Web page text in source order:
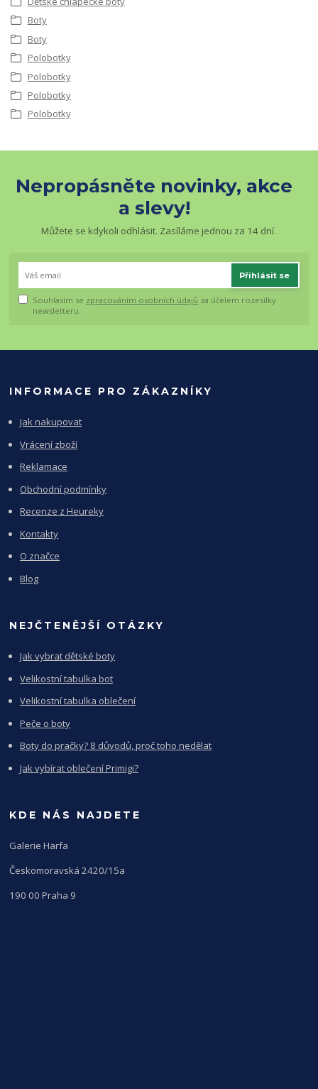
Boty
Boty
Polobotky
Polobotky
Polobotky
Polobotky
Nepropásněte novinky, akce
a slevy!
Můžete se kdykoli odhlásit. Zasíláme jednou za 14 dní.
Přihlásit se
Souhlasím se zpracováním osobních údajů za účelem rozesílky
newsletteru.
INFORMACE PRO ZÁKAZNÍKY
Jak nakupovat
Vrácení zboží
Reklamace
Obchodní podmínky
Recenze z Heureky
Kontakty
O značce
Blog
NEJČTENĚJŠÍ OTÁZKY
Jak vybrat dětské boty
Velikostní tabulka bot
Velikostní tabulka oblečení
Peče o boty
Boty do pračky? 8 důvodů, proč toho nedělat
Jak vybírat oblečení Primigi?
KDE NÁS NAJDETE
Galerie Harfa
Českomoravská 2420/15a
190 00 Praha 9